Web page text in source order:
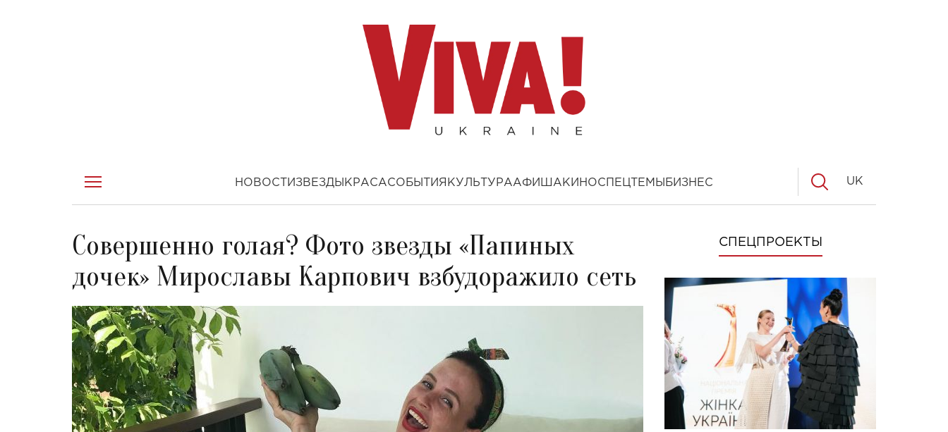
НОВОСТИ ЗВЕЗДЫ КРАСАСОБЫТИЯ КУЛЬТУРААФИША КИНОСПЕЦТЕМЫ БИЗНЕС UK
Совершенно голая? Фото звезды «Папиных
дочек» Мирославы Карпович взбудоражило сеть
СПЕЦПРОЕКТЫ